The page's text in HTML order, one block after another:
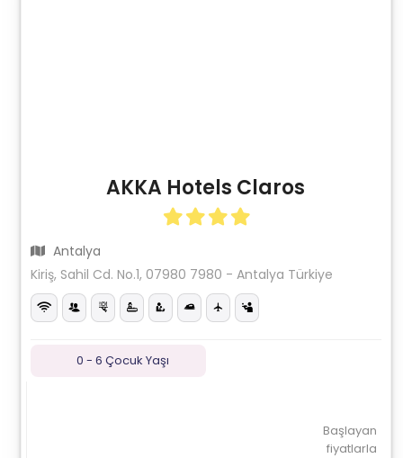
AKKA Hotels Claros
Antalya
Kiriş, Sahil Cd. No.1, 07980 7980 - Antalya Türkiye
0 - 6 Çocuk Yaşı
Başlayan
fiyatlarla